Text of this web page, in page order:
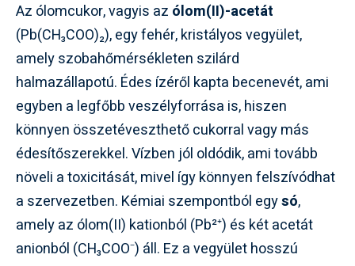
Az ólomcukor, vagyis az ólom(II)-acetát
(Pb(CH₃COO)₂), egy fehér, kristályos vegyület,
amely szobahőmérsékleten szilárd
halmazállapotú. Édes ízéről kapta becenevét, ami
egyben a legfőbb veszélyforrása is, hiszen
könnyen összetéveszthető cukorral vagy más
édesítőszerekkel. Vízben jól oldódik, ami tovább
növeli a toxicitását, mivel így könnyen felszívódhat
a szervezetben. Kémiai szempontból egysó,
amely az ólom(II) kationból (Pb²⁺) és két acetát
anionból (CH₃COO⁻) áll. Ez a vegyület hosszú